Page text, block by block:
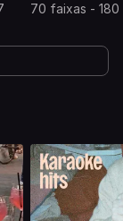
70 faixas -